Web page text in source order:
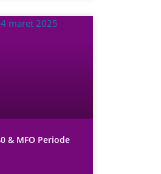
& MFO Periode